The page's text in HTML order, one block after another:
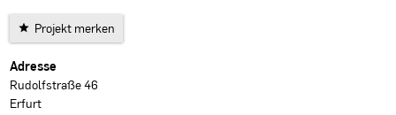
Projekt merken
Projektdaten
Adresse
Rudolfstraße 46
Erfurt